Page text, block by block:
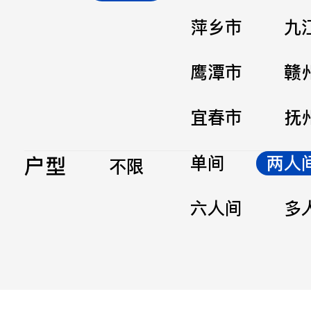
萍乡市
九
鹰潭市
赣
宜春市
抚
户型 不限 单间
两人
六人间
多